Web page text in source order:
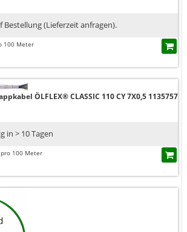
Bestellung (Lieferzeit anfragen).
100 Meter
ÖLFLEX® CLASSIC 110 CY 7X0,5 1135757
in > 10 Tagen
100 Meter